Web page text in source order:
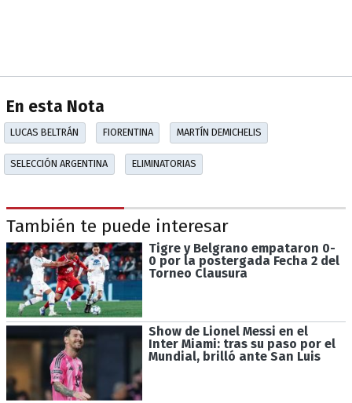
En esta Nota
LUCAS BELTRÁN FIORENTINA MARTÍN DEMICHELIS
SELECCIÓN ARGENTINA ELIMINATORIAS
También te puede interesar
Tigre y Belgrano empataron 0-
0 por la postergada Fecha 2 del
Torneo Clausura
Show de Lionel Messi en el
Inter Miami: tras su paso por el
Mundial, brilló ante San Luis